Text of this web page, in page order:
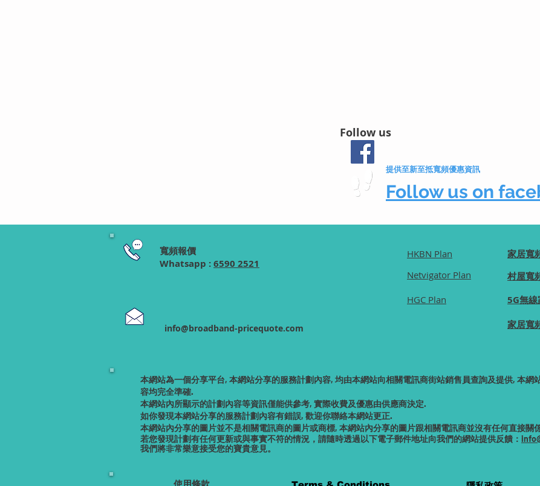
Follow us
提供至新至抵寬頻優惠資訊
Follow us on
寬頻報價
Whatsapp :6590 2521
info@broadband-pricequote.com
HKBN Plan
本網站為一個分享平台, 本網站分享的服務計劃內容, 均由本網站向相關電訊商街站銷售員查詢及提供, 本網
容均完全準確.
本網站內所顯示的計劃內容等資訊僅能供參考, 實際收費及優惠由供應商決定.
如你發現本網站分享的服務計劃內容有錯誤, 歡迎你聯絡本網站更正.
本網站內分享的圖片並不是相關電訊商的圖片或商標, 本網站內分享的圖片跟相關電訊商並沒有任何直接關
若您發現計劃有任何更新或與事實不符的情況，請隨時透過以下電子郵件地址向我們的網站提供反饋：
我們將非常樂意接受您的寶貴意見。
使用條款
家居寬
村屋寬
5G無
家居寬
Netvigator Plan
HGC Plan